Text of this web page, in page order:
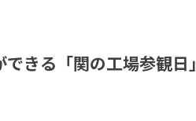
きる「関の工場参観日」